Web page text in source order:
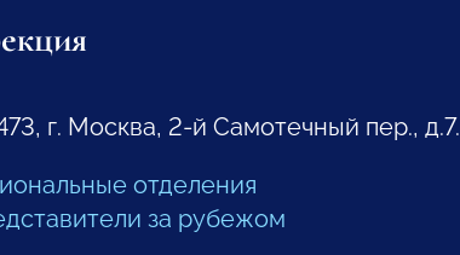
г. Москва, 2-й Самотечный пер., д.7.
отделения
за рубежом